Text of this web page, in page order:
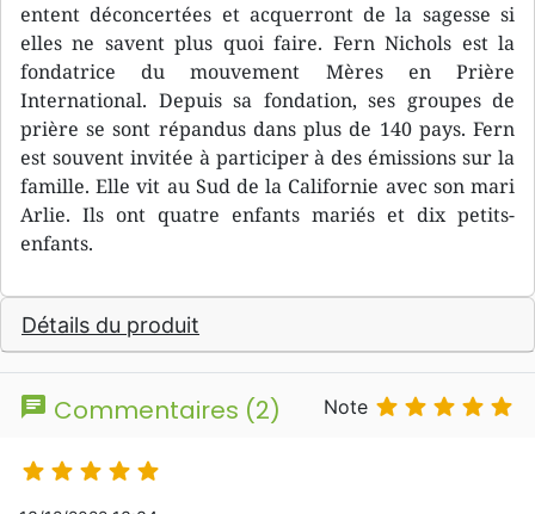
entent déconcertées et acquerront de la sagesse si
elles ne savent plus quoi faire. Fern Nichols est la
fondatrice du mouvement Mères en Prière
International. Depuis sa fondation, ses groupes de
prière se sont répandus dans plus de 140 pays. Fern
est souvent invitée à participer à des émissions sur la
famille. Elle vit au Sud de la Californie avec son mari
Arlie. Ils ont quatre enfants mariés et dix petits-
enfants.
Détails du produit
chat Commentaires (2) Note     
    